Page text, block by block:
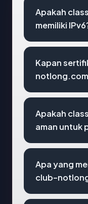
Apakah
memiliki
Kapan
Apakah
aman untuk
Apa yang
club-